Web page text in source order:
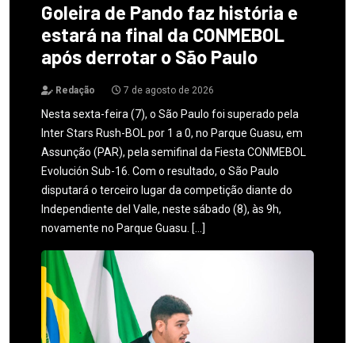
Goleira de Pando faz história e
estará na final da CONMEBOL
após derrotar o São Paulo
Redação 7 de agosto de 2026
Nesta sexta-feira (7), o São Paulo foi superado pela
Inter Stars Rush-BOL por 1 a 0, no Parque Guasu, em
Assunção (PAR), pela semifinal da Fiesta CONMEBOL
Evolución Sub-16. Com o resultado, o São Paulo
disputará o terceiro lugar da competição diante do
Independiente del Valle, neste sábado (8), às 9h,
novamente no Parque Guasu. […]